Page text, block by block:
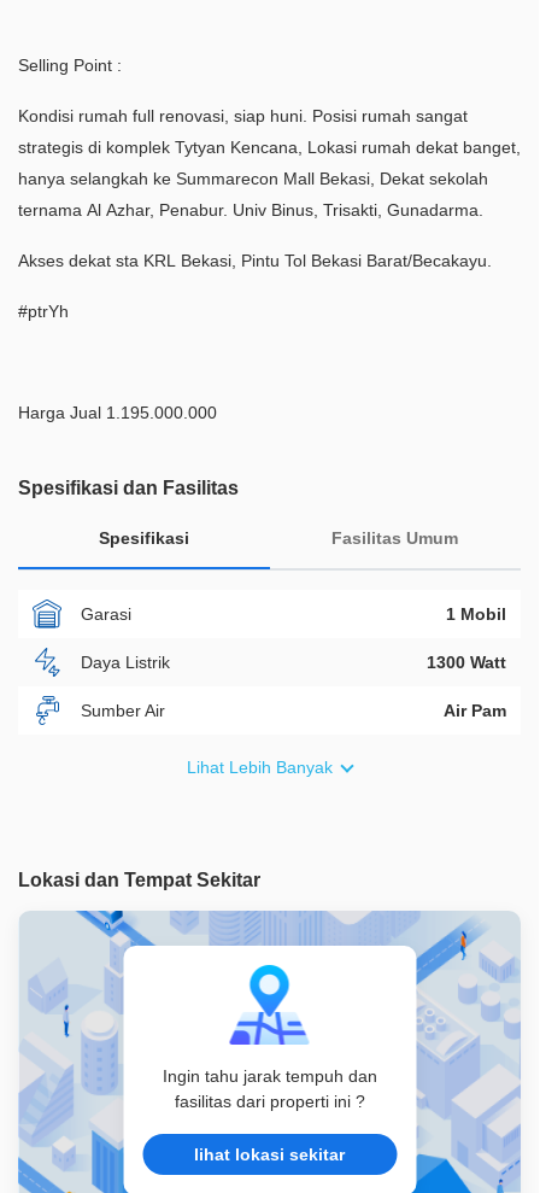
Selling Point :
Kondisi rumah full renovasi, siap huni. Posisi rumah sangat
strategis di komplek Tytyan Kencana, Lokasi rumah dekat banget,
hanya selangkah ke Summarecon Mall Bekasi, Dekat sekolah
ternama Al Azhar, Penabur. Univ Binus, Trisakti, Gunadarma.
Akses dekat sta KRL Bekasi, Pintu Tol Bekasi Barat/Becakayu.
#ptrYh
Harga Jual 1.195.000.000
Spesifikasi dan Fasilitas
Spesifikasi Fasilitas Umum
Garasi 1 Mobil
Daya Listrik 1300 Watt
Sumber Air Air Pam
Lihat Lebih Banyak
Lokasi dan Tempat Sekitar
Ingin tahu jarak tempuh dan
fasilitas dari properti ini ?
lihat lokasi sekitar